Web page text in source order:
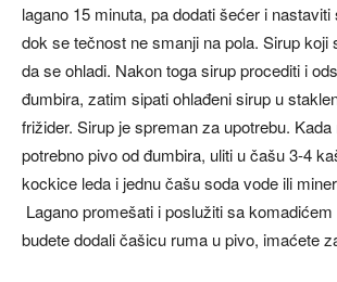
lagano 15 minuta, pa dodati šećer i
dok se tečnost ne smanji na pola. Sirup koji
da se ohladi. Nakon toga sirup procediti i
đumbira, zatim sipati ohlađeni sirup u
frižider. Sirup je spreman za upotrebu.
potrebno pivo od đumbira, uliti u čašu 3-4
kockice leda i jednu čašu soda vode ili
Lagano promešati i poslužiti sa
budete dodali čašicu ruma u pivo, imaćete